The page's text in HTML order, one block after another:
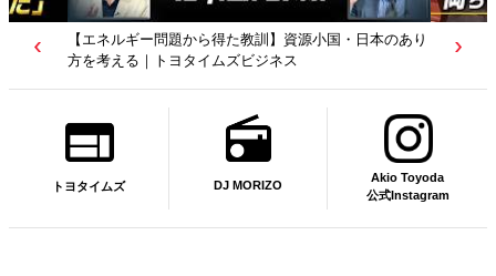
【若者たちへ】岡田武史さんが“特別授業”で語ったこと
｜サッカー日本代表元監督｜トヨタイムズニュース
トヨタイムズ DJ MORIZO
Akio Toyoda
公式Instagram